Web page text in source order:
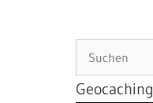
Geocaching